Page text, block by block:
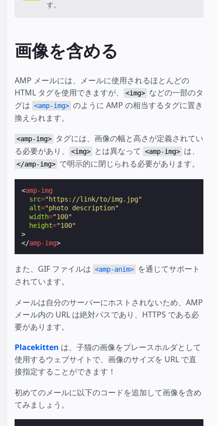
す。
画像を含める
AMP メールには、メールに使用されるほとんどの
HTML タグを使用できますが、
<img> などの一部のタ
グは <amp-img> のように AMP の相当するタグに置き
換えられます。
<amp-img>
タグには、画像の幅と高さが定義されてい
る必要があり、
<img> とは異なって <amp-img> は、
</amp-img> で明示的に閉じられる必要があります。
<amp-img
src="https://link/to/img.jpg"
alt="photo description"
width="100"
height="100"
>
</amp-img>
また、GIF ファイルは <amp-anim>
を通じてサポート
されています。
メールは自分のサーバーにホストされないため、AMP
メール内の URL は絶対パスであり、HTTPS である必
要があります。
Placekitten は、子猫の画像をプレースホルダとして
使用するウェブサイトで、画像のサイズを URL で直
接指定することができます！
初めてのメールに以下のコードを追加して画像を含め
てみましょう。